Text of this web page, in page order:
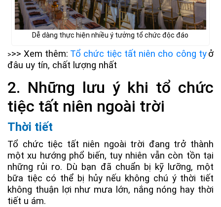
Dễ dàng thực hiện nhiều ý tưởng tổ chức độc đáo
>>> Xem thêm: Tổ chức tiệc tất niên cho công tyở
đâu uy tín, chất lượng nhất
2. Những lưu ý khi tổ chức
tiệc tất niên ngoài trời
Thời tiết
Tổ chức tiệc tất niên ngoài trời đang trở thành
một xu hướng phổ biến, tuy nhiên vẫn còn tồn tại
những rủi ro. Dù bạn đã chuẩn bị kỹ lưỡng, một
bữa tiệc có thể bị hủy nếu không chú ý thời tiết
không thuận lợi như mưa lớn, nắng nóng hay thời
tiết u ám.